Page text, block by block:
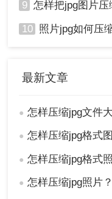
4、点击“确定”
9 怎样把jpg图片压缩
10 照片jpg如何压
最新文章
● 怎样压缩jpg文件大小？
● 怎样压缩jpg格式图片？7大
● 怎样压缩jpg格式
● 怎样压缩jpg照片？6大